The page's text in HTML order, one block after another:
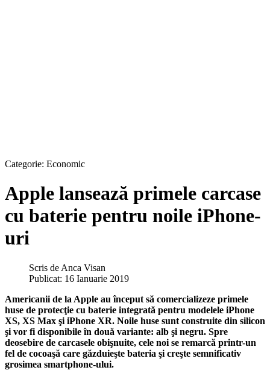
Categorie: Economic
Apple lansează primele carcase
cu baterie pentru noile iPhone-
uri
Scris de Anca Visan
Publicat: 16 Ianuarie 2019
Americanii de la Apple au început să comercializeze primele
huse de protecţie cu baterie integrată pentru modelele iPhone
XS, XS Max şi iPhone XR. Noile huse sunt construite din silicon
şi vor fi disponibile în două variante: alb şi negru. Spre
deosebire de carcasele obişnuite, cele noi se remarcă printr-un
fel de cocoaşă care găzduieşte bateria şi creşte semnificativ
grosimea smartphone-ului.